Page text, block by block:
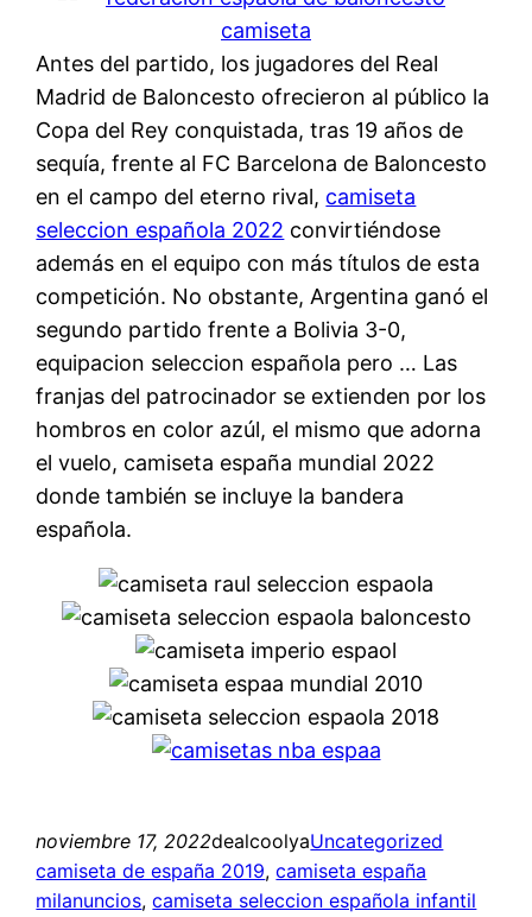
Antes del partido, los jugadores del Real
Madrid de Baloncesto ofrecieron al público la
Copa del Rey conquistada, tras 19 años de
sequía, frente al FC Barcelona de Baloncesto
en el campo del eterno rival, camiseta
seleccion española 2022 convirtiéndose
además en el equipo con más títulos de esta
competición. No obstante, Argentina ganó el
segundo partido frente a Bolivia 3-0,
equipacion seleccion española pero … Las
franjas del patrocinador se extienden por los
hombros en color azúl, el mismo que adorna
el vuelo, camiseta españa mundial 2022
donde también se incluye la bandera
española.
noviembre 17, 2022dealcoolyaUncategorized
camiseta de españa 2019, camiseta españa
milanuncios, camiseta seleccion española infantil